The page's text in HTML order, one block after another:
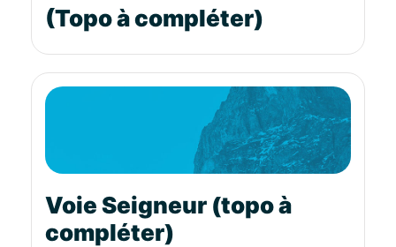
(Topo à compléter)
Voie Seigneur (topo à
compléter)